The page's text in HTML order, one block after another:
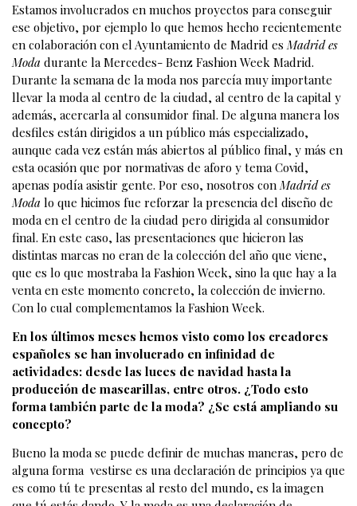
Estamos involucrados en muchos proyectos para conseguir
ese objetivo, por ejemplo lo que hemos hecho recientemente
en colaboración con el Ayuntamiento de Madrid es Madrid es
Moda durante la Mercedes- Benz Fashion Week Madrid.
Durante la semana de la moda nos parecía muy importante
llevar la moda al centro de la ciudad, al centro de la capital y
además, acercarla al consumidor final. De alguna manera los
desfiles están dirigidos a un público más especializado,
aunque cada vez están más abiertos al público final, y más en
esta ocasión que por normativas de aforo y tema Covid,
apenas podía asistir gente. Por eso, nosotros con Madrid es
Moda lo que hicimos fue reforzar la presencia del diseño de
moda en el centro de la ciudad pero dirigida al consumidor
final. En este caso, las presentaciones que hicieron las
distintas marcas no eran de la colección del año que viene,
que es lo que mostraba la Fashion Week, sino la que hay a la
venta en este momento concreto, la colección de invierno.
Con lo cual complementamos la Fashion Week.
En los últimos meses hemos visto como los creadores
españoles se han involucrado en infinidad de
actividades: desde las luces de navidad hasta la
producción de mascarillas, entre otros. ¿Todo esto
forma también parte de la moda? ¿Se está ampliando su
concepto?
Bueno la moda se puede definir de muchas maneras, pero de
alguna forma vestirse es una declaración de principios ya que
es como tú te presentas al resto del mundo, es la imagen